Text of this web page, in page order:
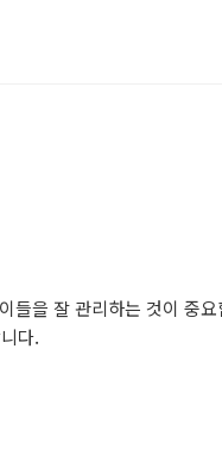
들을 잘 관리하는 것이 중요
다.